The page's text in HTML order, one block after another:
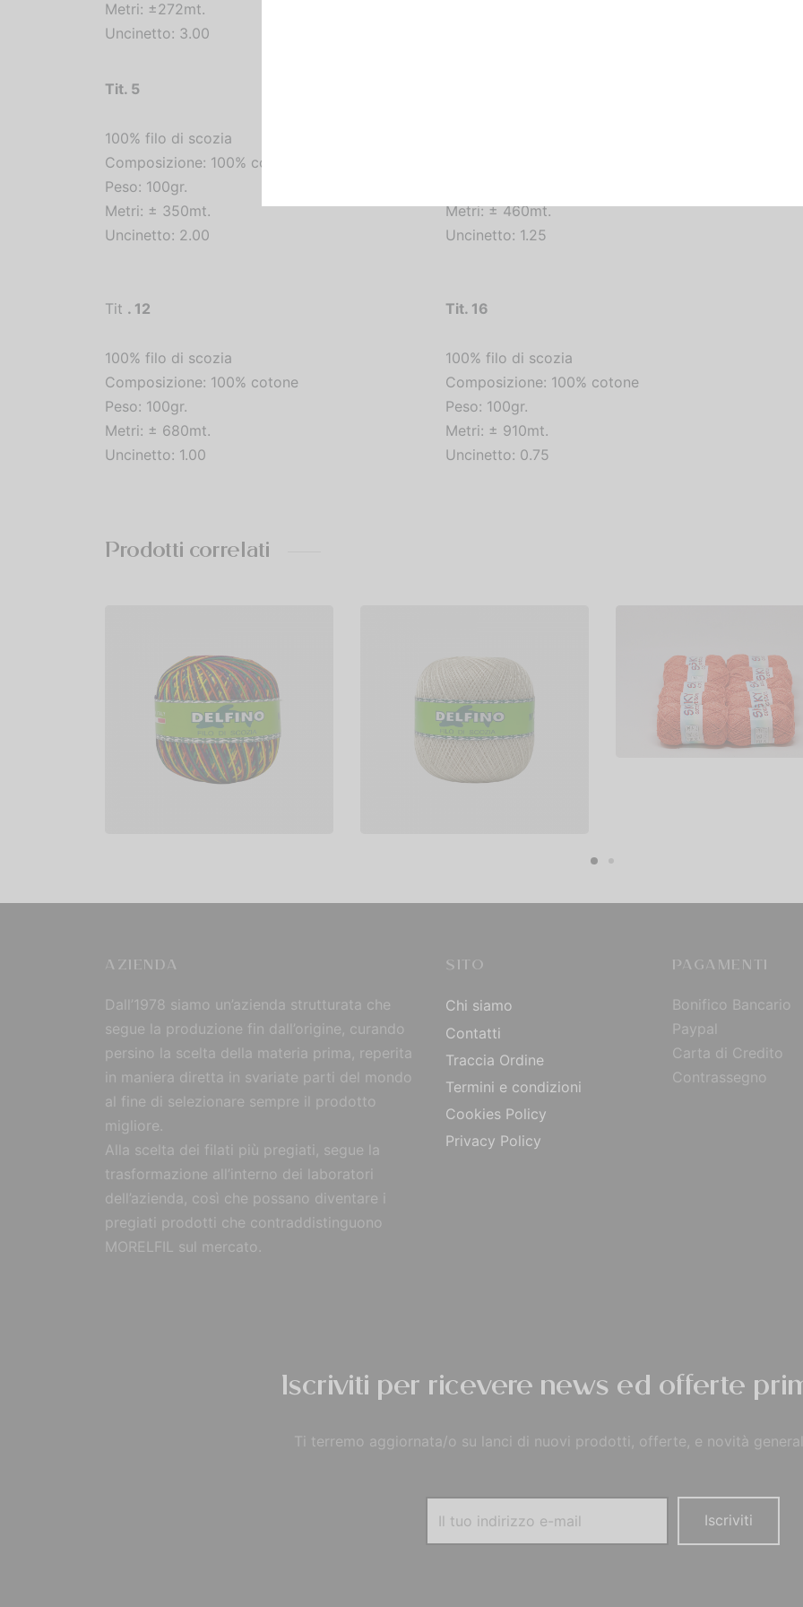
Metri: ±272mt.
Uncinetto: 3.00
Tit. 5
100% filo di scozia
Composizione: 100% cotone
Peso: 100gr.
Metri: ± 350mt.
Uncinetto: 2.00
Metri: ± 460mt.
Uncinetto: 1.25
Tit . 12
100% filo di scozia
Composizione: 100% cotone
Peso: 100gr.
Metri: ± 680mt.
Uncinetto: 1.00
Tit. 16
100% filo di scozia
Composizione: 100% cotone
Peso: 100gr.
Metri: ± 910mt.
Uncinetto: 0.75
Prodotti correlati
Cotone Delfino Sfumato
Titolo 3
Cotone Delfino Colorato
Tit. 25
CONFEZIONE DA
500GR.
10,00
Scegli
AZIENDA
Dall’1978 siamo un’azienda strutturata che
segue la produzione fin dall’origine, curando
persino la scelta della materia prima, reperita
in maniera diretta in svariate parti del mondo
al fine di selezionare sempre il prodotto
migliore.
Alla scelta dei filati più pregiati, segue la
trasformazione all’interno dei laboratori
dell’azienda, così che possano diventare i
pregiati prodotti che contraddistinguono
MORELFIL sul mercato.
SITO
Chi siamo
Contatti
Traccia Ordine
Termini e condizioni
Cookies Policy
Privacy Policy
PAGAMENTI
Bonifico Bancario
Paypal
Carta di Credito
Contrassegno
Iscriviti per ricevere news ed offerte
Ti terremo aggiornata/o su lanci di nuovi prodotti, offerte, e novità